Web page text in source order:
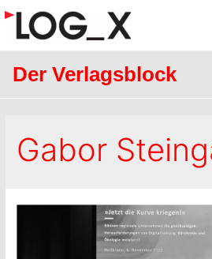
Der Verlagsblock
Gabor